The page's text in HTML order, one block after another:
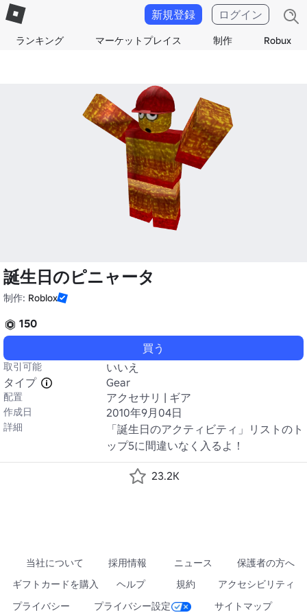
ランキング マーケットプレイス 制作 Robux
新規登録 ログイン
誕生日のピニャータ
制作: Roblox
150
買う
取引可能
いいえ
タイプ
Gear
配置 アクセサリ | ギア
作成日 2010年9月04日
詳細
「誕生日のアクティビティ」リストのト
ップ5に間違いなく入るよ！
23.2K
当社について 採用情報 ニュース
保護者の方へ
ギフトカードを購入
ヘルプ 規約
アクセシビリティ
プライバシー
プライバシー設定 サイトマップ